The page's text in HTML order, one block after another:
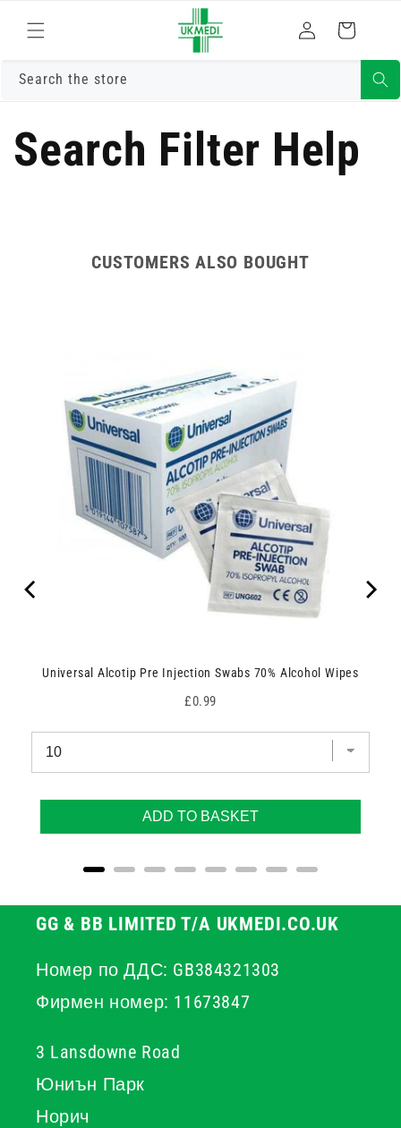
към
съдържанието
Влизам Количка
Search the store
Search Filter Help
CUSTOMERS ALSO BOUGHT
Universal Alcotip Pre Injection Swabs 70% Alcohol Wipes
Price
£0.99
ADD TO BASKET
GG & BB LIMITED T/A UKMEDI.CO.UK
Номер по ДДС: GB384321303
Фирмен номер: 11673847
3 Lansdowne Road
Юниън Парк
Норич